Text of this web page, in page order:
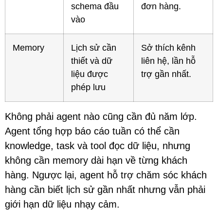
schema đầu
vào
đơn hàng.
Memory
Lịch sử cần
thiết và dữ
liệu được
phép lưu
Sở thích kênh
liên hệ, lần hỗ
trợ gần nhất.
Không phải agent nào cũng cần đủ năm lớp.
Agent tổng hợp báo cáo tuần có thể cần
knowledge, task và tool đọc dữ liệu, nhưng
không cần memory dài hạn về từng khách
hàng. Ngược lại, agent hỗ trợ chăm sóc khách
hàng cần biết lịch sử gần nhất nhưng vẫn phải
giới hạn dữ liệu nhạy cảm.